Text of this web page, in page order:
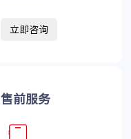
立即咨询
售前服务